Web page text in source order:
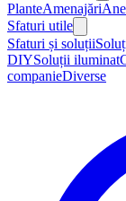
PlanteAmenajări
Sfaturi utile
Sfaturi și soluții
DIYSoluții iluminat
companieDiverse